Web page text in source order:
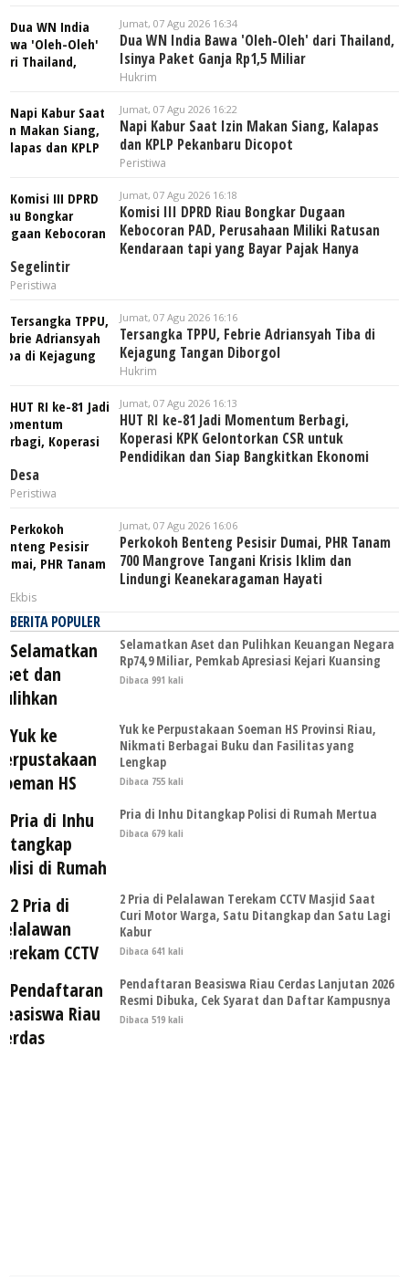
Jumat, 07 Agu 2026 16:34
Dua WN India Bawa 'Oleh-Oleh' dari Thailand,
Isinya Paket Ganja Rp1,5 Miliar
Hukrim
Jumat, 07 Agu 2026 16:22
Napi Kabur Saat Izin Makan Siang, Kalapas
dan KPLP Pekanbaru Dicopot
Peristiwa
Jumat, 07 Agu 2026 16:18
Komisi III DPRD Riau Bongkar Dugaan
Kebocoran PAD, Perusahaan Miliki Ratusan
Kendaraan tapi yang Bayar Pajak Hanya
Segelintir
Peristiwa
Jumat, 07 Agu 2026 16:16
Tersangka TPPU, Febrie Adriansyah Tiba di
Kejagung Tangan Diborgol
Hukrim
Jumat, 07 Agu 2026 16:13
HUT RI ke-81 Jadi Momentum Berbagi,
Koperasi KPK Gelontorkan CSR untuk
Pendidikan dan Siap Bangkitkan Ekonomi
Desa
Peristiwa
Jumat, 07 Agu 2026 16:06
Perkokoh Benteng Pesisir Dumai, PHR Tanam
700 Mangrove Tangani Krisis Iklim dan
Lindungi Keanekaragaman Hayati
Ekbis
BERITA POPULER
Selamatkan Aset dan Pulihkan Keuangan Negara
Rp74,9 Miliar, Pemkab Apresiasi Kejari Kuansing
Dibaca 991 kali
Yuk ke Perpustakaan Soeman HS Provinsi Riau,
Nikmati Berbagai Buku dan Fasilitas yang
Lengkap
Dibaca 755 kali
Pria di Inhu Ditangkap Polisi di Rumah Mertua
Dibaca 679 kali
2 Pria di Pelalawan Terekam CCTV Masjid Saat
Curi Motor Warga, Satu Ditangkap dan Satu Lagi
Kabur
Dibaca 641 kali
Pendaftaran Beasiswa Riau Cerdas Lanjutan 2026
Resmi Dibuka, Cek Syarat dan Daftar Kampusnya
Dibaca 519 kali